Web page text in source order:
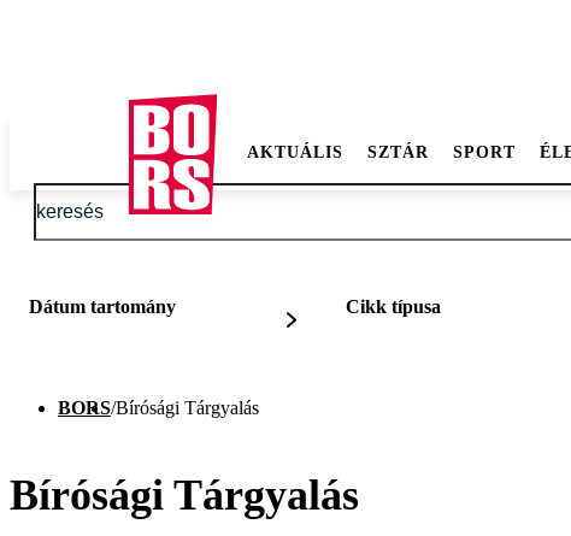
AKTUÁLIS SZTÁR SPORT
Dátum tartomány Cikk típusa
BORS/Bírósági Tárgyalás
Bírósági Tárgyalás